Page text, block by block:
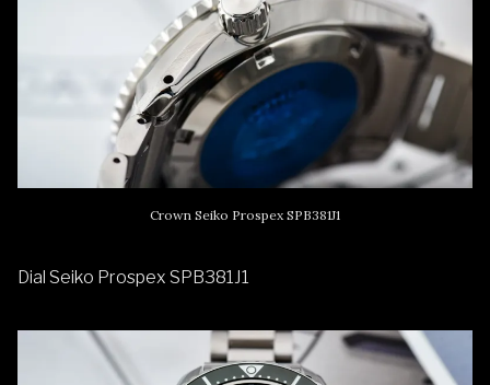
Crown Seiko Prospex SPB381J1
Dial Seiko Prospex SPB381J1